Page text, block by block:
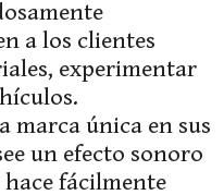
a los clientes
experimentar
marca única en sus
un efecto sonoro
hace fácilmente